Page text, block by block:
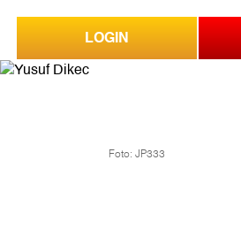
LOGIN
Foto: JP333